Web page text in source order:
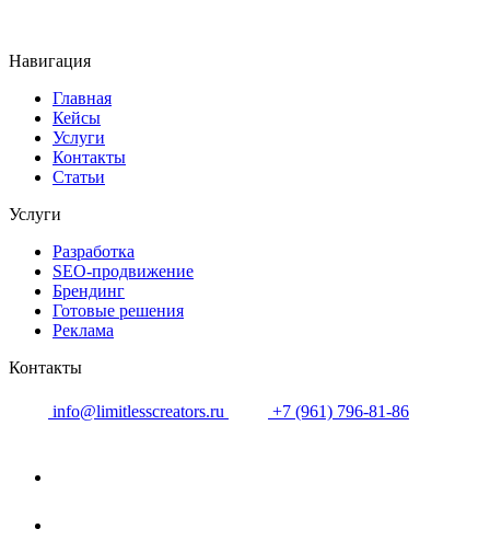
Навигация
Главная
Кейсы
Услуги
Контакты
Статьи
Услуги
Разработка
SEO-продвижение
Брендинг
Готовые решения
Реклама
Контакты
info@limitlesscreators.ru +7 (961) 796-81-86